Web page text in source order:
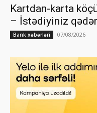
Kartdan-karta
– İstədiyiniz
Bank xəbərləri 07/08/2026